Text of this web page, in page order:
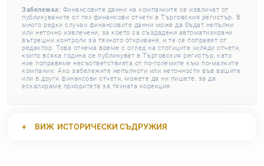
Забележка: Финансовите данни на компаниите се извличат от
публикуваните от тях финансови отчети в Търговския регистър. В
много редки случаи финансовите данни може да бъдат непълни
или неточно извлечени, за което са създадени автоматизирани
вътрешни контроли за тяхното откриване, и те се поправят от
редактор. Това отнема време с оглед на стотиците хиляди отчети,
които всяка година се публикуват в Търговския регистър, като
ние поправяме несъответствията от по-големите към по-малките
компании. Ако забележите непълноти или неточности във вашите
или в други финансови отчети, можете да ни пишете, за да
ескалираме приоритета за тяхната корекция.
ВИЖ ИСТОРИЧЕСКИ СЪДРУЖИЯ